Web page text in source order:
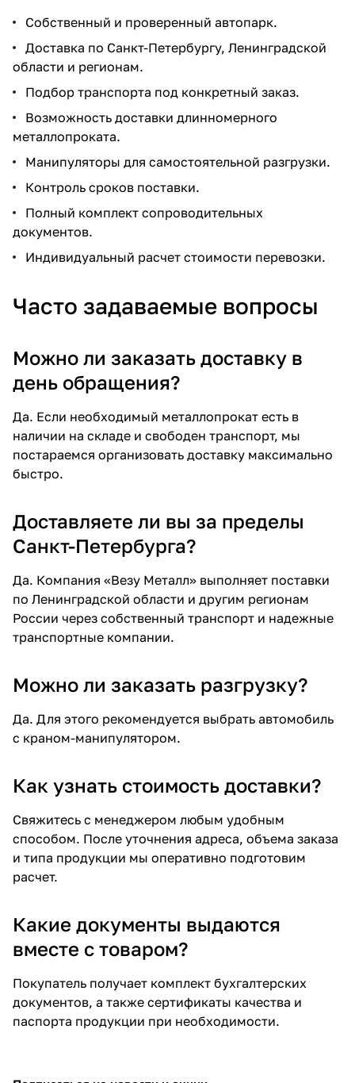
Собственный и проверенный автопарк.
Доставка по Санкт-Петербургу, Ленинградской
области и регионам.
Подбор транспорта под конкретный заказ.
Возможность доставки длинномерного
металлопроката.
Манипуляторы для самостоятельной разгрузки.
Контроль сроков поставки.
Полный комплект сопроводительных
документов.
Индивидуальный расчет стоимости перевозки.
Часто задаваемые вопросы
Можно ли заказать доставку в
день обращения?
Да. Если необходимый металлопрокат есть в
наличии на складе и свободен транспорт, мы
постараемся организовать доставку максимально
быстро.
Доставляете ли вы за пределы
Санкт-Петербурга?
Да. Компания «Везу Металл» выполняет поставки
по Ленинградской области и другим регионам
России через собственный транспорт и надежные
транспортные компании.
Можно ли заказать разгрузку?
Да. Для этого рекомендуется выбрать автомобиль
с краном-манипулятором.
Как узнать стоимость доставки?
Свяжитесь с менеджером любым удобным
способом. После уточнения адреса, объема заказа
и типа продукции мы оперативно подготовим
расчет.
Какие документы выдаются
вместе с товаром?
Покупатель получает комплект бухгалтерских
документов, а также сертификаты качества и
паспорта продукции при необходимости.